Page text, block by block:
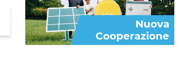
Nuova
Cooperazione